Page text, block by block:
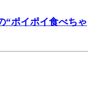
“ポイポイ食べちゃ